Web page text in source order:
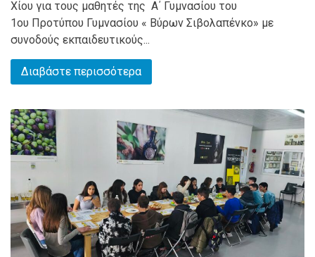
Χίου για τους μαθητές της Α΄ Γυμνασίου του
1ου Προτύπου Γυμνασίου « Βύρων Σιβολαπένκο» με
συνοδούς εκπαιδευτικούς...
Διαβάστε περισσότερα